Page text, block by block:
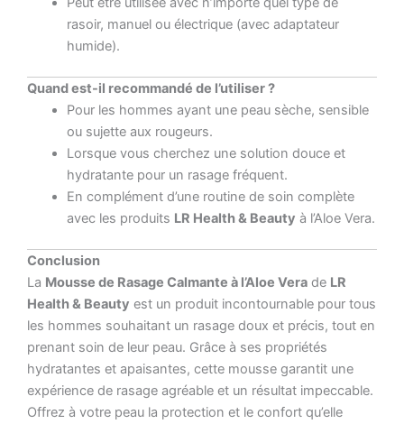
rasoir, manuel ou électrique (avec adaptateur
humide).
Quand est-il recommandé de l’utiliser ?
Pour les hommes ayant une peau sèche, sensible
ou sujette aux rougeurs.
Lorsque vous cherchez une solution douce et
hydratante pour un rasage fréquent.
En complément d’une routine de soin complète
avec les produits LR Health & Beauty à l’Aloe Vera.
Conclusion
La Mousse de Rasage Calmante à l’Aloe Vera de LR
Health & Beauty est un produit incontournable pour tous
les hommes souhaitant un rasage doux et précis, tout en
prenant soin de leur peau. Grâce à ses propriétés
hydratantes et apaisantes, cette mousse garantit une
expérience de rasage agréable et un résultat impeccable.
Offrez à votre peau la protection et le confort qu’elle